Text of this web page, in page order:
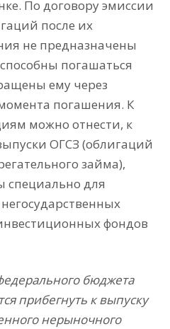
По договору эмиссии
после их
не предназначены
погашаться
ему через
погашения. К
можно отнести, к
ОГСЗ (облигаций
займа),
специально для
фондов
бюджета
прибегнуть к выпуску
нерыночного